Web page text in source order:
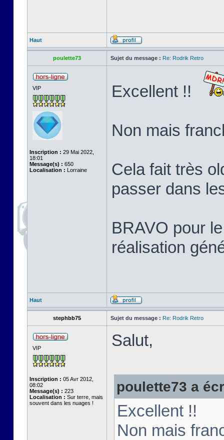
Haut
poulette73 Sujet du message : Re: Rodrik Retro
VIP
Inscription : 29 Mai 2022,
18:01
Message(s) : 650
Localisation : Lorraine
Excellent !!
Non mais
Cela fait très
passer dans
BRAVO pour
réalisation
Haut
stephbb75 Sujet du message : Re: Rodrik Retro
VIP
Inscription : 05 Avr 2012,
08:02
Message(s) : 223
Localisation : Sur terre, mais
souvent dans les nuages !
Salut,
poulette73 a
Excellent !!
Non mais